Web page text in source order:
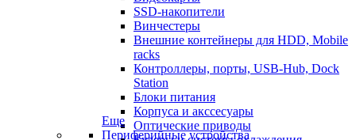
SSD-накопители
Винчестеры
Внешние контейнеры для HDD, Mobile
racks
Контроллеры, порты, USB-Hub, Dock
Station
Блоки питания
Корпуса и акссесуары
Оптические приводы
Еще
Периферийные устройства